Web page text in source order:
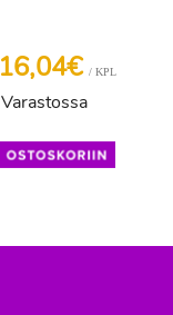
16,04€ / KPL
Varastossa